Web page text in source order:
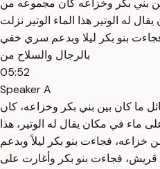
بين بني بكر وخزاعه كان مجموعه من
له الوتير هذا الماء الوتير نزلت
بنو بكر ليلا وبدعم سري خفي
بالرجال والسلاح من
05:52
Speaker A
ما كان بين بني بكر وخزاعه، كان
ماء في مكان يقال له الوتير، هذا
خزاعه، فجاءت بنو بكر ليلاً وبدعم
فجاءت بنو بكر وأغارت على